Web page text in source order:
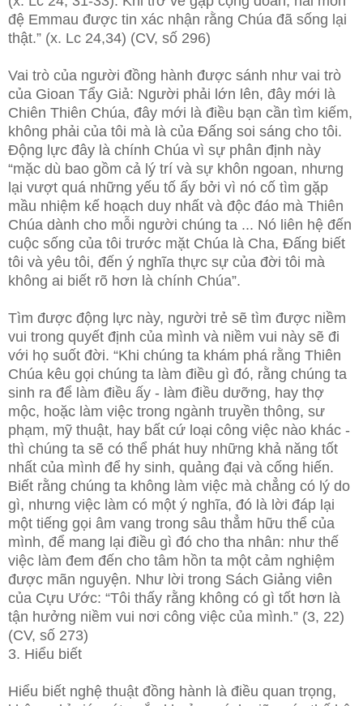
đệ Emmau được tin xác nhận rằng Chúa đã sống lại
thật.” (x. Lc 24,34) (CV, số 296)
Vai trò của người đồng hành được sánh như vai trò
của Gioan Tẩy Giả: Người phải lớn lên, đây mới là
Chiên Thiên Chúa, đây mới là điều bạn cần tìm kiếm,
không phải của tôi mà là của Đấng soi sáng cho tôi.
Động lực đây là chính Chúa vì sự phân định này
“mặc dù bao gồm cả lý trí và sự khôn ngoan, nhưng
lại vượt quá những yếu tố ấy bởi vì nó cố tìm gặp
mầu nhiệm kế hoạch duy nhất và độc đáo mà Thiên
Chúa dành cho mỗi người chúng ta ... Nó liên hệ đến
cuộc sống của tôi trước mặt Chúa là Cha, Đấng biết
tôi và yêu tôi, đến ý nghĩa thực sự của đời tôi mà
không ai biết rõ hơn là chính Chúa”.
Tìm được động lực này, người trẻ sẽ tìm được niềm
vui trong quyết định của mình và niềm vui này sẽ đi
với họ suốt đời. “Khi chúng ta khám phá rằng Thiên
Chúa kêu gọi chúng ta làm điều gì đó, rằng chúng ta
sinh ra để làm điều ấy - làm điều dưỡng, hay thợ
mộc, hoặc làm việc trong ngành truyền thông, sư
phạm, mỹ thuật, hay bất cứ loại công việc nào khác -
thì chúng ta sẽ có thể phát huy những khả năng tốt
nhất của mình để hy sinh, quảng đại và cống hiến.
Biết rằng chúng ta không làm việc mà chẳng có lý do
gì, nhưng việc làm có một ý nghĩa, đó là lời đáp lại
một tiếng gọi âm vang trong sâu thẳm hữu thể của
mình, để mang lại điều gì đó cho tha nhân: như thế
việc làm đem đến cho tâm hồn ta một cảm nghiệm
được mãn nguyện. Như lời trong Sách Giảng viên
của Cựu Ước: “Tôi thấy rằng không có gì tốt hơn là
tận hưởng niềm vui nơi công việc của mình.” (3, 22)
(CV, số 273)
3. Hiểu biết
Hiểu biết nghệ thuật đồng hành là điều quan trọng,